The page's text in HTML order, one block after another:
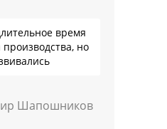
время
но
Шапошников